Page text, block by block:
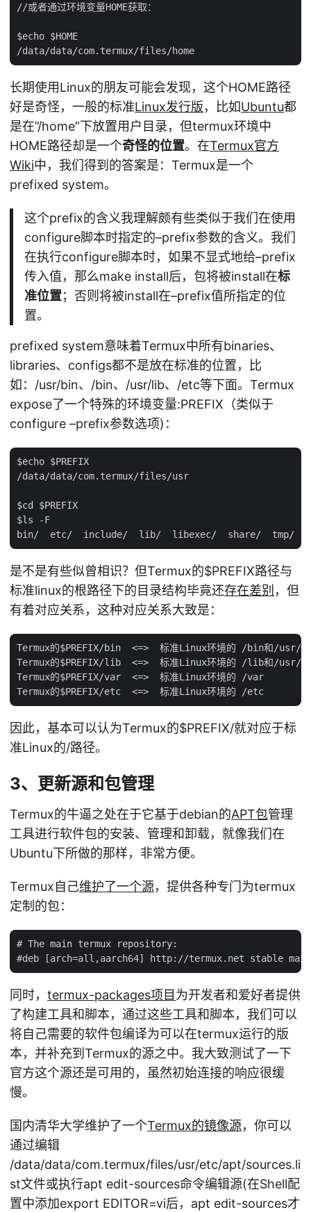
//或者通过环境变量HOME获取：
$echo $HOME
长期使用Linux的朋友可能会发现，这个HOME路径
好是奇怪，一般的标准Linux发行版，比如Ubuntu都
是在”/home”下放置用户目录，但termux环境中
HOME路径却是一个奇怪的位置。在Termux官方
Wiki中，我们得到的答案是：Termux是一个
prefixed system。
这个prefix的含义我理解颇有些类似于我们在使用
configure脚本时指定的–prefix参数的含义。我们
在执行configure脚本时，如果不显式地给–prefix
传入值，那么make install后，包将被install在标
准位置；否则将被install在–prefix值所指定的位
置。
prefixed system意味着Termux中所有binaries、
libraries、configs都不是放在标准的位置，比
如：/usr/bin、/bin、/usr/lib、/etc等下面。Termux
expose了一个特殊的环境变量:PREFIX（类似于
configure –prefix参数选项)：
$echo $PREFIX
/data/data/com.termux/files/usr
$cd $PREFIX
$ls -F
是不是有些似曾相识？但Termux的$PREFIX路径与
标准linux的根路径下的目录结构毕竟还存在差别 ，但
有着对应关系，这种对应关系大致是：
Termux的$PREFIX/bin  <=>  标准Linux环境的 /bin和/usr/
Termux的$PREFIX/lib  <=>  标准Linux环境的 /lib和/usr/
Termux的$PREFIX/var  <=>  标准Linux环境的 /var
因此，基本可以认为Termux的$PREFIX/就对应于标
准Linux的/路径。
3、更新源和包管理
Termux的牛逼之处在于它基于debian的APT包管理
工具进行软件包的安装、管理和卸载，就像我们在
Ubuntu下所做的那样，非常方便。
Termux自己维护了一个源，提供各种专门为termux
定制的包：
# The main termux repository:
同时， termux-packages项目为开发者和爱好者提供
了构建工具和脚本，通过这些工具和脚本，我们可以
将自己需要的软件包编译为可以在termux运行的版
本，并补充到Termux的源之中。我大致测试了一下
官方这个源还是可用的，虽然初始连接的响应很缓
慢。
国内清华大学维护了一个Termux的镜像源，你可以
通过编辑
/data/data/com.termux/files/usr/etc/apt/sources.li
st文件或执行apt edit-sources命令编辑源(在Shell配
置中添加export EDITOR=vi后，apt edit-sources才